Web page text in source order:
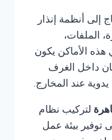
إلى أنظمة إنذار
الملفات،
هذه الأماكن يكون
داخل الغرف
عند المخارج.
لتركيب نظام
بيئة عمل